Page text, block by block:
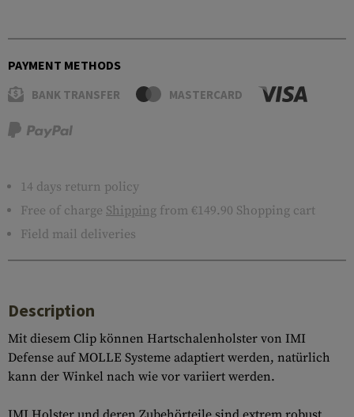
PAYMENT METHODS
BANK TRANSFER MASTERCARD
14 days return policy
Free of charge Shipping from €149.90 Shopping cart
Field mail deliveries
Description
Mit diesem Clip können Hartschalenholster von IMI
Defense auf MOLLE Systeme adaptiert werden, natürlich
kann der Winkel nach wie vor variiert werden.